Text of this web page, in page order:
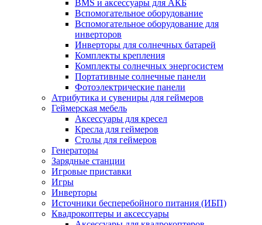
BMS и аксессуары для АКБ
Вспомогательное оборудование
Вспомогательное оборудование для
инверторов
Инверторы для солнечных батарей
Комплекты крепления
Комплекты солнечных энергосистем
Портативные солнечные панели
Фотоэлектрические панели
Атрибутика и сувениры для геймеров
Геймерская мебель
Аксессуары для кресел
Кресла для геймеров
Столы для геймеров
Генераторы
Зарядные станции
Игровые приставки
Игры
Инверторы
Источники бесперебойного питания (ИБП)
Квадрокоптеры и аксессуары